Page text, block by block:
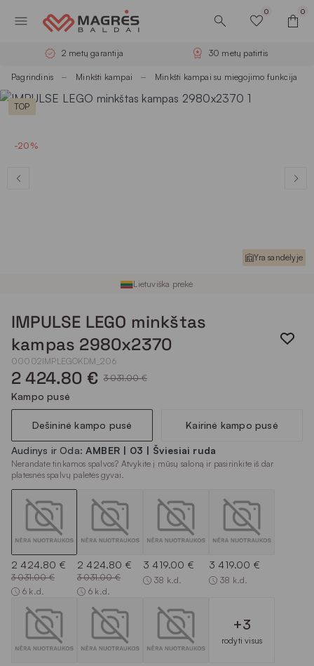
0 0
2 metų garantija 30 metų patirtis
Pagrindinis Minkšti kampai Minkšti kampai su miegojimo funkcija
TOP
-20%
Yra sandėlyje
Lietuviška prekė
IMPULSE LEGO minkštas
kampas 2980x2370
00002IMPLEGOKDM_206
2 424.80 € 3 031.00 €
Kampo pusė
Dešininė kampo pusė Kairinė kampo pusė
Audinys ir Oda: AMBER | 03 | Šviesiai ruda
Nerandate tinkamos spalvos? Atvykite į mūsų saloną ir pasirinkite iš dar
platesnės spalvų paletės gyvai.
2 424.80 €
3 031.00 €
6 k.d.
2 424.80 €
3 031.00 €
6 k.d.
3 419.00 €
38 k.d.
3 419.00 €
38 k.d.
+3
rodyti visus